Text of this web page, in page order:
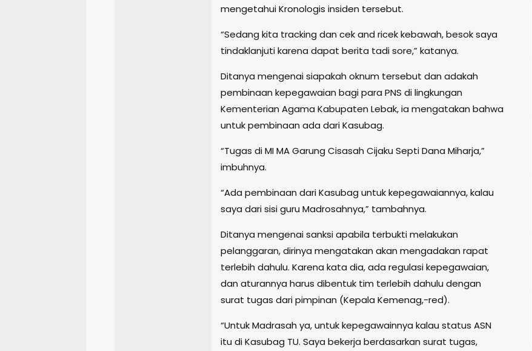
mengetahui Kronologis insiden tersebut.
“Sedang kita tracking dan cek and ricek kebawah, besok saya
tindaklanjuti karena dapat berita tadi sore,” katanya.
Ditanya mengenai siapakah oknum tersebut dan adakah
pembinaan kepegawaian bagi para PNS di lingkungan
Kementerian Agama Kabupaten Lebak, ia mengatakan bahwa
untuk pembinaan ada dari Kasubag.
“Tugas di MI MA Garung Cisasah Cijaku Septi Dana Miharja,”
imbuhnya.
“Ada pembinaan dari Kasubag untuk kepegawaiannya, kalau
saya dari sisi guru Madrosahnya,” tambahnya.
Ditanya mengenai sanksi apabila terbukti melakukan
pelanggaran, dirinya mengatakan akan mengadakan rapat
terlebih dahulu. Karena kata dia, ada regulasi kepegawaian,
dan aturannya harus dibentuk tim terlebih dahulu dengan
surat tugas dari pimpinan (Kepala Kemenag,-red).
“Untuk Madrasah ya, untuk kepegawainnya kalau status ASN
itu di Kasubag TU. Saya bekerja berdasarkan surat tugas,